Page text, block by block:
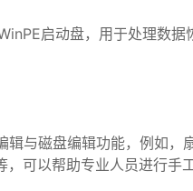
启动盘，用于处理数据
辑与磁盘编辑功能，例如
可以帮助专业人员进行手